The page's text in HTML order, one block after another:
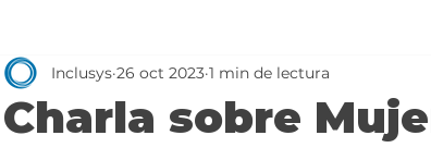
Charla sobre
Inclusys 26 oct 2023 1 min de lectura